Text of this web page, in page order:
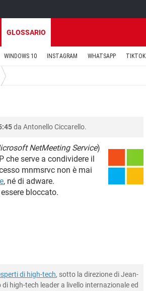
GLOSSARIO
WINDOWS 10 INSTAGRAM WHATSAPP TIKTOK
da Antonello Ciccarello.
NetMeeting Service)
che serve a condividere il
mnmsrvc non è mai
, né di adware.
bloccato.
di high-tech, sotto la direzione di Jean-
high-tech leader a livello internazionale ed